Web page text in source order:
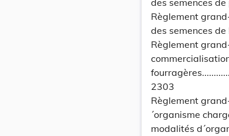
des semences
Règlement
des semences
Règlement
2303
Règlement
´organisme
modalités